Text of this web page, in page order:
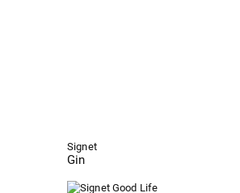
Signet
Gin